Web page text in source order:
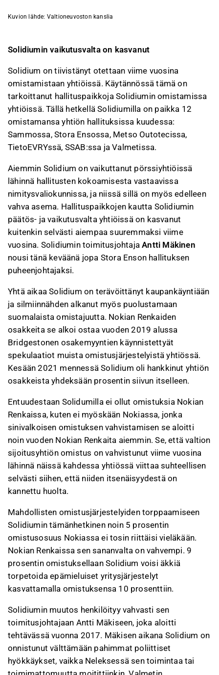
Kuvion lähde: Valtioneuvoston kanslia
Solidiumin vaikutusvalta on kasvanut
Solidium on tiivistänyt otettaan viime vuosina
omistamistaan yhtiöissä. Käytännössä tämä on
tarkoittanut hallituspaikkoja Solidiumin omistamissa
yhtiöissä. Tällä hetkellä Solidiumilla on paikka 12
omistamansa yhtiön hallituksissa kuudessa:
Sammossa, Stora Ensossa, Metso Outotecissa,
TietoEVRYssä, SSAB:ssa ja Valmetissa.
Aiemmin Solidium on vaikuttanut pörssiyhtiöissä
lähinnä hallitusten kokoamisesta vastaavissa
nimitysvaliokunnissa, ja niissä sillä on myös edelleen
vahva asema. Hallituspaikkojen kautta Solidiumin
päätös- ja vaikutusvalta yhtiöissä on kasvanut
kuitenkin selvästi aiempaa suuremmaksi viime
vuosina. Solidiumin toimitusjohtajaAntti Mäkinen
nousi tänä keväänä jopa Stora Enson hallituksen
puheenjohtajaksi.
Yhtä aikaa Solidium on terävöittänyt kaupankäyntiään
ja silmiinnähden alkanut myös puolustamaan
suomalaista omistajuutta. Nokian Renkaiden
osakkeita se alkoi ostaa vuoden 2019 alussa
Bridgestonen osakemyyntien käynnistettyät
spekulaatiot muista omistusjärjestelyistä yhtiössä.
Kesään 2021 mennessä Solidium oli hankkinut yhtiön
osakkeista yhdeksään prosentin siivun itselleen.
Entuudestaan Solidumilla ei ollut omistuksia Nokian
Renkaissa, kuten ei myöskään Nokiassa, jonka
sinivalkoisen omistuksen vahvistamisen se aloitti
noin vuoden Nokian Renkaita aiemmin. Se, että valtion
sijoitusyhtiön omistus on vahvistunut viime vuosina
lähinnä näissä kahdessa yhtiössä viittaa suhteellisen
selvästi siihen, että niiden itsenäisyydestä on
kannettu huolta.
Mahdollisten omistusjärjestelyiden torppaamiseen
Solidiumin tämänhetkinen noin 5 prosentin
omistusosuus Nokiassa ei tosin riittäisi vieläkään.
Nokian Renkaissa sen sananvalta on vahvempi. 9
prosentin omistuksellaan Solidium voisi äkkiä
torpetoida epämieluiset yritysjärjestelyt
kasvattamalla omistuksensa 10 prosenttiin.
Solidiumin muutos henkilöityy vahvasti sen
toimitusjohtajaan Antti Mäkiseen, joka aloitti
tehtävässä vuonna 2017. Mäkisen aikana Solidium on
onnistunut välttämään pahimmat poliittiset
hyökkäykset, vaikka Neleksessä sen toimintaa tai